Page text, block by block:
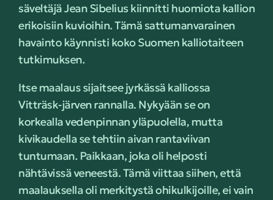
säveltäjä Jean Sibelius kiinnitti huomiota kallion
erikoisiin kuvioihin. Tämä sattumanvarainen
havainto käynnisti koko Suomen kalliotaiteen
tutkimuksen.
Itse maalaus sijaitsee jyrkässä kalliossa
Vitträsk-järven rannalla. Nykyään se on
korkealla vedenpinnan yläpuolella, mutta
kivikaudella se tehtiin aivan rantaviivan
tuntumaan. Paikkaan, joka oli helposti
nähtävissä veneestä. Tämä viittaa siihen, että
maalauksella oli merkitystä ohikulkijoille, ei vain